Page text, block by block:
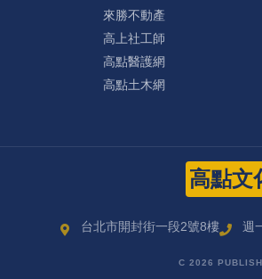
來勝不動產
高上社工師
高點醫護網
高點土木網
高點文
台北市開封街一段2號8樓 週
C 2026